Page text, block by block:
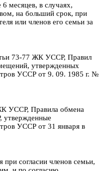
месяцев, в случаях,
на больший срок, при
или членов его семьи за
73-77 ЖК УССР, Правил
утвержденных
УССР от 9. 09. 1985 г. №
УССР, Правила обмена
УССР от 31 января в
согласии членов семьи,